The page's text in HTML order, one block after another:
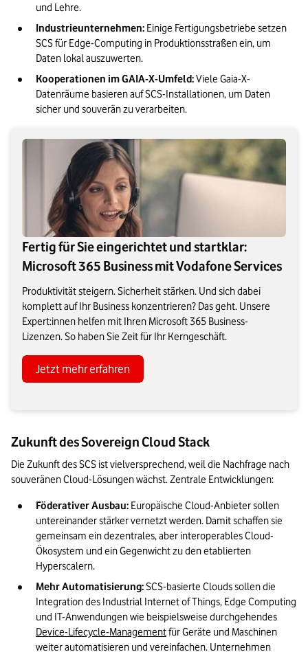
und Lehre.
Industrieunternehmen: Einige Fertigungsbetriebe setzen
SCS für Edge-Computing in Produktionsstraßen ein, um
Daten lokal auszuwerten.
Kooperationen im GAIA-X-Umfeld: Viele Gaia-X-
Datenräume basieren auf SCS-Installationen, um Daten
sicher und souverän zu verarbeiten.
Fertig für Sie eingerichtet und startklar:
Microsoft 365 Business mit Vodafone Services
Produktivität steigern. Sicherheit stärken. Und sich dabei
komplett auf Ihr Business konzentrieren? Das geht. Unsere
Expert:innen helfen mit Ihren Microsoft 365 Business-
Lizenzen. So haben Sie Zeit für Ihr Kerngeschäft.
Jetzt mehr erfahren
Zukunft des Sovereign Cloud Stack
Die Zukunft des SCS ist vielversprechend, weil die Nachfrage nach
souveränen Cloud-Lösungen wächst. Zentrale Entwicklungen:
Föderativer Ausbau: Europäische Cloud-Anbieter sollen
untereinander stärker vernetzt werden. Damit schaffen sie
gemeinsam ein dezentrales, aber interoperables Cloud-
Ökosystem und ein Gegenwicht zu den etablierten
Hyperscalern.
Mehr Automatisierung: SCS-basierte Clouds sollen die
Integration des Industrial Internet of Things, Edge Computing
Device-Lifecycle-Management für Geräte und Maschinen
weiter automatisieren und vereinfachen. Unternehmen